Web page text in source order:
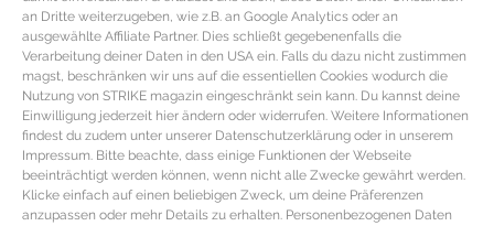
an Dritte weiterzugeben, wie z.B. an Google Analytics oder an
ausgewählte Affiliate Partner. Dies schließt gegebenenfalls die
Verarbeitung deiner Daten in den USA ein. Falls du dazu nicht zustimmen
magst, beschränken wir uns auf die essentiellen Cookies wodurch die
Nutzung von STRIKE magazin eingeschränkt sein kann. Du kannst deine
Einwilligung jederzeit hier ändern oder widerrufen. Weitere Informationen
findest du zudem unter unserer Datenschutzerklärung oder in unserem
Impressum. Bitte beachte, dass einige Funktionen der Webseite
beeinträchtigt werden können, wenn nicht alle Zwecke gewährt werden.
Klicke einfach auf einen beliebigen Zweck, um deine Präferenzen
anzupassen oder mehr Details zu erhalten. Personenbezogenen Daten
abgegossenen Maiswasser mit in den Topf geben.
Danach die Gewürze, das gebratene Fleisch und die Tomaten in den Topf
hinzufügen. Die Brühe angießen und umrühren. Das Ganze zugedeckt crica
15 Minuten köcheln lassen. Dann erst den Kürbis dazugeben, damit er nicht
matschig wird und alles zusammen weitere 15 Minuten köcheln lassen.
Den Schnittlauch klein schneiden und über die fertig angerichteten Teller
streuen.